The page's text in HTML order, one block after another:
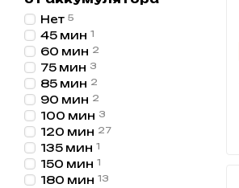
Нет 5
45 мин 1
60 мин 2
75 мин 3
85 мин 2
90 мин 2
100 мин 3
120 мин 27
135 мин 1
150 мин 1
180 мин 13